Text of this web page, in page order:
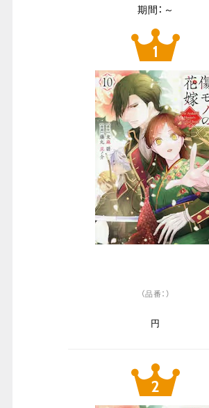
期間：～
（品番：）
円